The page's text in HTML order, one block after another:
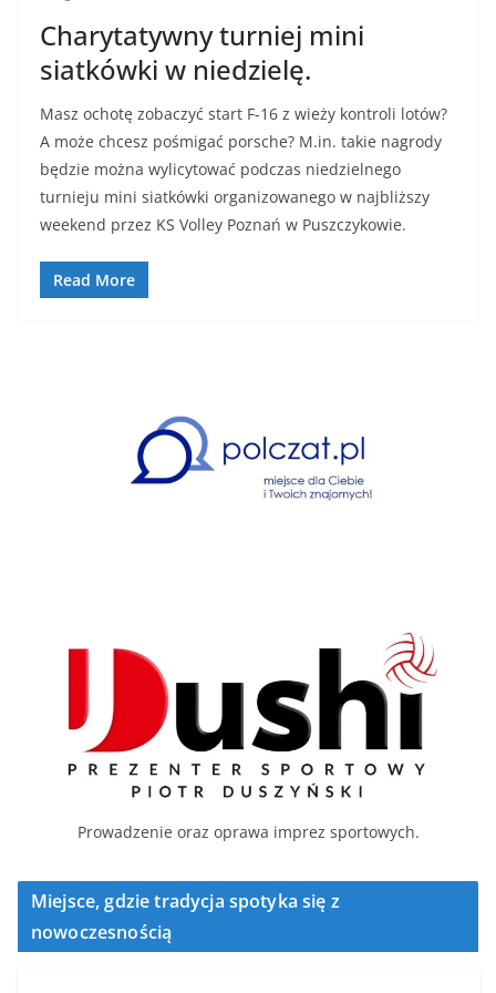
Charytatywny turniej mini
siatkówki w niedzielę.
Masz ochotę zobaczyć start F-16 z wieży kontroli lotów?
A może chcesz pośmigać porsche? M.in. takie nagrody
będzie można wylicytować podczas niedzielnego
turnieju mini siatkówki organizowanego w najbliższy
weekend przez KS Volley Poznań w Puszczykowie.
Read More
Prowadzenie oraz oprawa imprez sportowych.
Miejsce, gdzie tradycja spotyka się z
nowoczesnością